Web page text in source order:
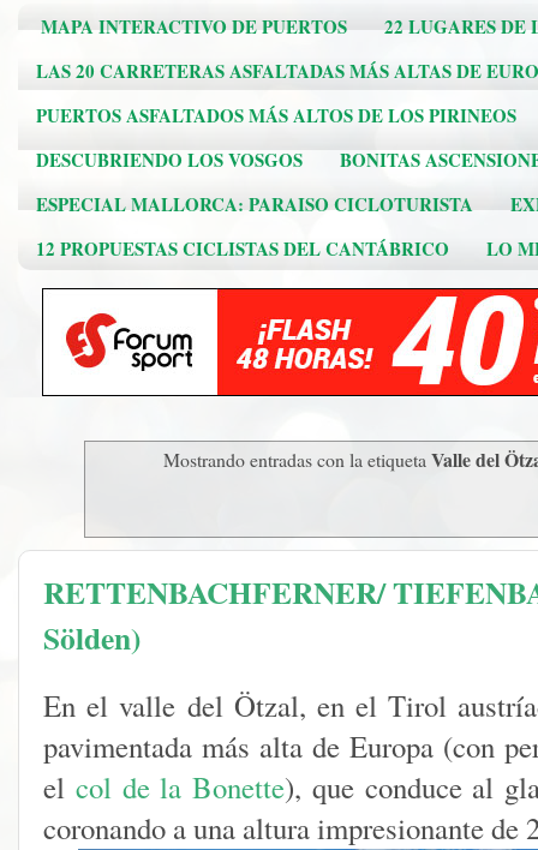
MAPA INTERACTIVO DE PUERTOS
22 LUGARES DE
LAS 20 CARRETERAS ASFALTADAS MÁS ALTAS DE
PUERTOS ASFALTADOS MÁS ALTOS DE LOS PIRINEOS
DESCUBRIENDO LOS VOSGOS
BONITAS
ESPECIAL MALLORCA: PARAISO CICLOTURISTA
12 PROPUESTAS CICLISTAS DEL CANTÁBRICO
LO
Mostrando entradas con la etiquetaValle del
RETTENBACHFERNER/
Sölden)
En el valle del Ötzal, en el Tirol
pavimentada más alta de Europa (con
el col de la Bonette), que conduce al
coronando a una altura impresionante de